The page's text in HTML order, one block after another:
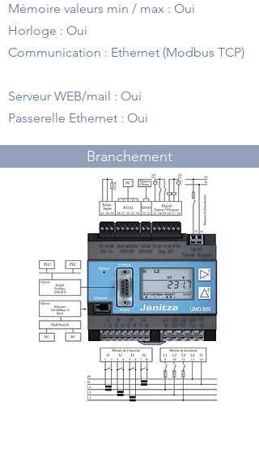
Mémoire valeurs min / max : Oui
Horloge : Oui
Communication : Ethernet (Modbus TCP)
Serveur WEB/mail : Oui
Passerelle Ethernet : Oui
Branchement